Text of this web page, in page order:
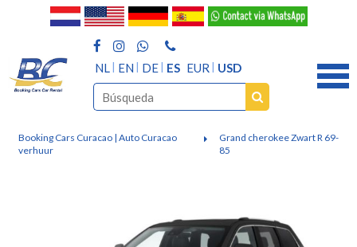
NL EN DE ES EUR USD
Booking Cars Curacao | Auto Curacao
verhuur
Grand cherokee Zwart R 69-
85